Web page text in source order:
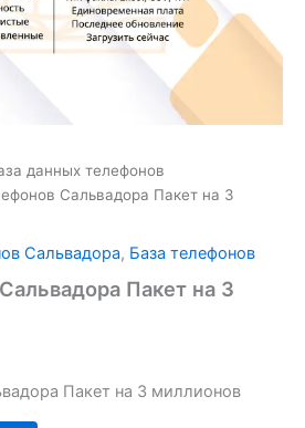
данных телефонов
Сальвадора Пакет на 3
Сальвадора, База телефонов
Пакет на 3
Пакет на 3 миллионов